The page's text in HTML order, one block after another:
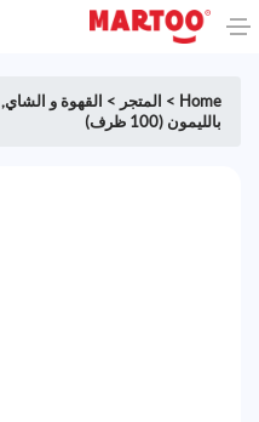
Home
> المتجر > القهوة و الشاي,
بالليمون (100 ظرف)